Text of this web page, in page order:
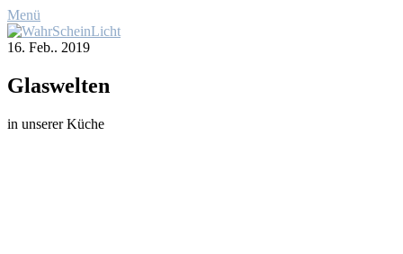
Menü
16. Feb.. 2019
Glas­wel­ten
in un­se­rer Kü­che